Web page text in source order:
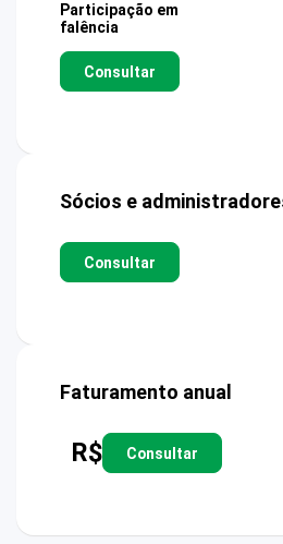
Participação em
falência
Consultar
Sócios e
Consultar
Faturamento anual
R$ Consultar